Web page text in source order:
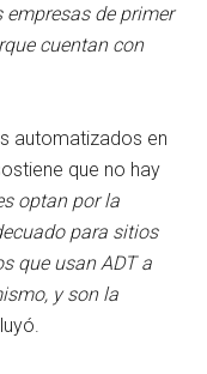
de primer
cuentan con
automatizados en
que no hay
optan por la
para sitios
que usan ADT a
y son la